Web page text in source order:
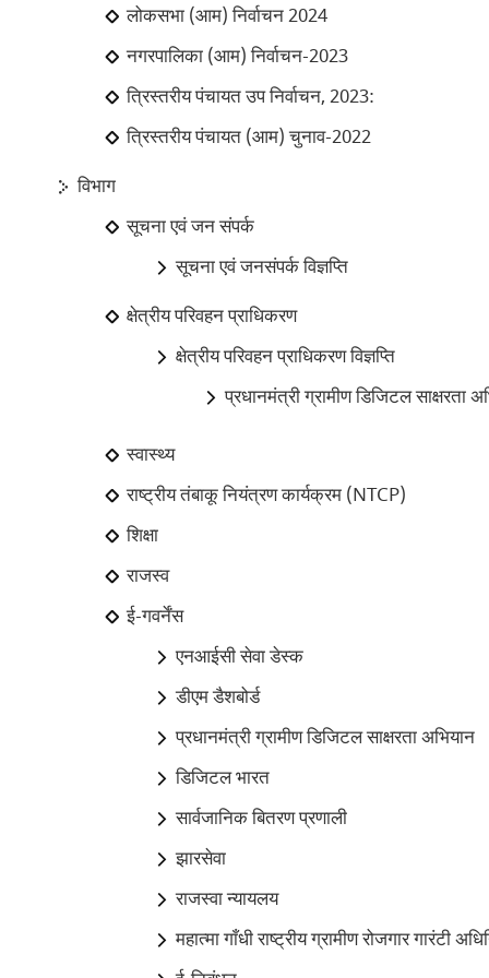
लोकसभा (आम) निर्वाचन 2024
नगरपालिका (आम) निर्वाचन-2023
त्रिस्तरीय पंचायत उप निर्वाचन, 2023:
त्रिस्तरीय पंचायत (आम) चुनाव-2022
विभाग
सूचना एवं जन संपर्क
सूचना एवं जनसंपर्क विज्ञप्ति
क्षेत्रीय परिवहन प्राधिकरण
क्षेत्रीय परिवहन प्राधिकरण विज्ञप्ति
प्रधानमंत्री ग्रामीण डिजिटल साक्षरता
स्वास्थ्य
राष्ट्रीय तंबाकू नियंत्रण कार्यक्रम (NTCP)
शिक्षा
राजस्व
ई-गवर्नेंस
एनआईसी सेवा डेस्क
डीएम डैशबोर्ड
प्रधानमंत्री ग्रामीण डिजिटल साक्षरता अभियान
डिजिटल भारत
सार्वजानिक बितरण प्रणाली
झारसेवा
राजस्वा न्यायलय
महात्मा गाँधी राष्ट्रीय ग्रामीण रोजगार गारंटी